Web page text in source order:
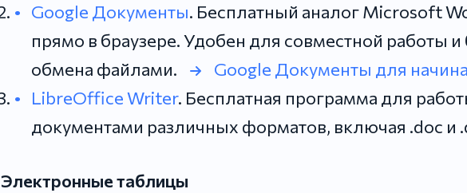
Google Документы. Бесплатный аналог Microsoft
прямо в браузере. Удобен для совместной работы
обмена файлами.
Google Документы для
LibreOffice Writer. Бесплатная программа для
документами различных форматов, включая .doc и
Электронные таблицы